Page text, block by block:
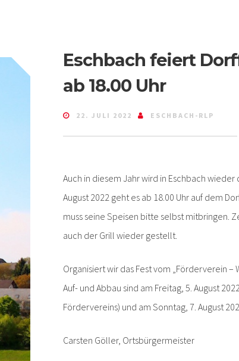
Eschbach feiert
ab 18.00 Uhr
22. JULI 2022 ESCHBACH-RLP
Auch in diesem Jahr wird in Eschbach
August 2022 geht es ab 18.00 Uhr auf dem
muss seine Speisen bitte selbst mitbringen.
auch der Grill wieder gestellt.
Organisiert wir das Fest vom „Förderverein –
Auf- und Abbau sind am Freitag, 5. August
Fördervereins) und am Sonntag, 7. August
Carsten Göller, Ortsbürgermeister